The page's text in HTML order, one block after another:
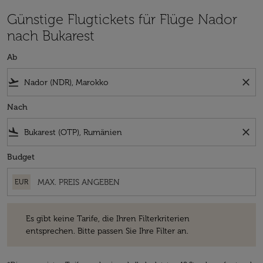
Günstige Flugtickets für Flüge Nador
nach Bukarest
Ab
flight_takeoff close
Nach
flight_land close
Budget
EUR
Es gibt keine Tarife, die Ihren Filterkriterien
entsprechen. Bitte passen Sie Ihre Filter an.